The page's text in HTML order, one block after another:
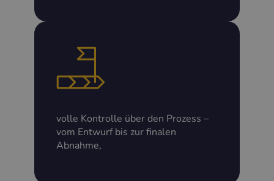
volle Kontrolle über den Prozess –
vom Entwurf bis zur finalen
Abnahme,